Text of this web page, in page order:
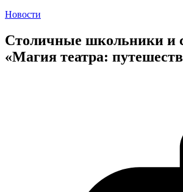
Новости
Столичные школьники и
«Магия театра: